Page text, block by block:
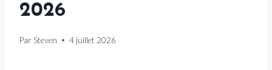
2026
Par Steven 4 juillet 2026